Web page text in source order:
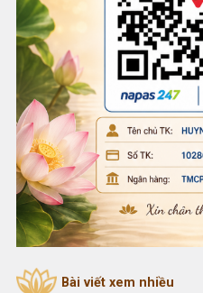
Bài viết xem nhiều